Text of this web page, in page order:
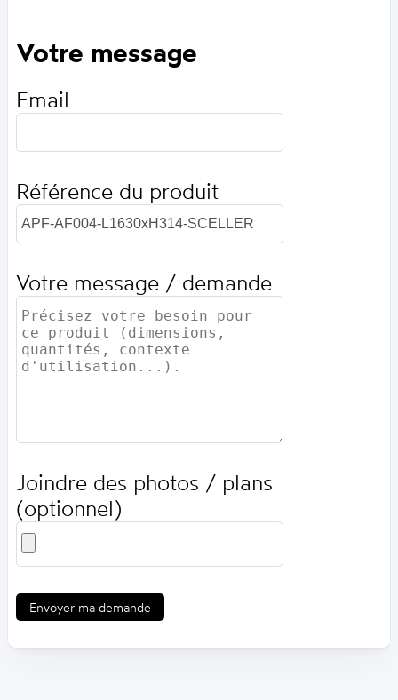
Votre message
Email
Référence du produit
Votre message / demande
Joindre des photos / plans
(optionnel)
Envoyer ma demande